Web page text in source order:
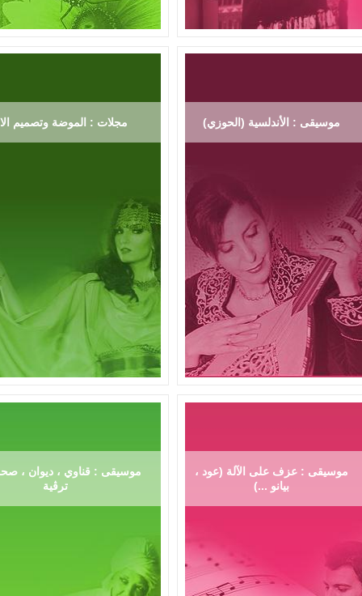
مجلات : الموضة وتصميم موسيقى : الأندلسية (الحوزي)
موسيقى : قناوي ، ديوان ،
ترڨية
موسيقى : عزف على الآلة (عود ،
بيانو ...)